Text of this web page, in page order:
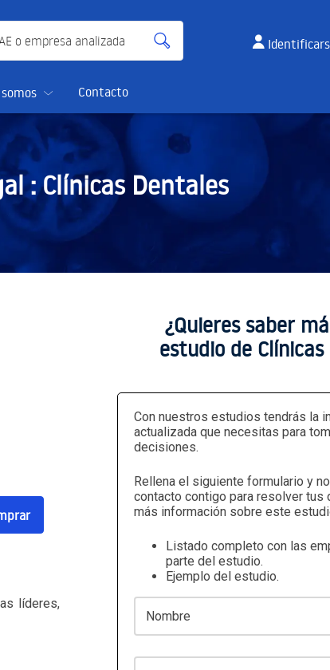
Contacto
:Clínicas Dentales
líderes,
¿Quieres saber
estudio de
Con nuestros estudios tendrás la
actualizada que necesitas para
decisiones.
Rellena el siguiente formulario y
contacto contigo para resolver tus
más información sobre este
Listado completo con las
parte del estudio.
Ejemplo del estudio.
Nombre
Apellidos